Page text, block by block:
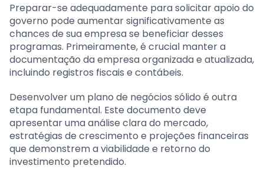
Preparar-se adequadamente para solicitar apoio do
governo pode aumentar significativamente as
chances de sua empresa se beneficiar desses
programas. Primeiramente, é crucial manter a
documentação da empresa organizada e atualizada,
incluindo registros fiscais e contábeis.
Desenvolver um plano de negócios sólido é outra
etapa fundamental. Este documento deve
apresentar uma análise clara do mercado,
estratégias de crescimento e projeções financeiras
que demonstrem a viabilidade e retorno do
investimento pretendido.